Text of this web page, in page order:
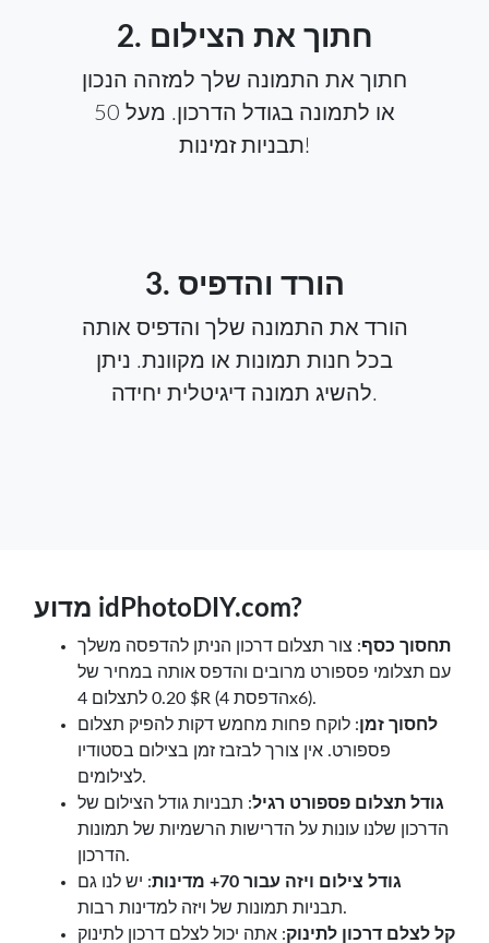
2. חתוך את הצילום
חתוך את התמונה שלך למזהה הנכון
או לתמונה בגודל הדרכון. מעל 50
תבניות זמינות!
3. הורד והדפיס
הורד את התמונה שלך והדפיס אותה
בכל חנות תמונות או מקוונת. ניתן
להשיג תמונה דיגיטלית יחידה.
מדוע idPhotoDIY.com?
תחסוך כסף: צור תצלום דרכון הניתן להדפסה משלך
עם תצלומי פספורט מרובים והדפס אותה במחיר של
$ 0.20 לתצלום 4R (הדפסת 4x6).
לחסוך זמן: לוקח פחות מחמש דקות להפיק תצלום
פספורט. אין צורך לבזבז זמן בצילום בסטודיו
לצילומים.
גודל תצלום פספורט רגיל: תבניות גודל הצילום של
הדרכון שלנו עונות על הדרישות הרשמיות של תמונות
הדרכון.
גודל צילום ויזה עבור 70+ מדינות
: יש לנו גם
תבניות תמונות של ויזה למדינות רבות.
קל לצלם דרכון לתינוק: אתה יכול לצלם דרכון לתינוק